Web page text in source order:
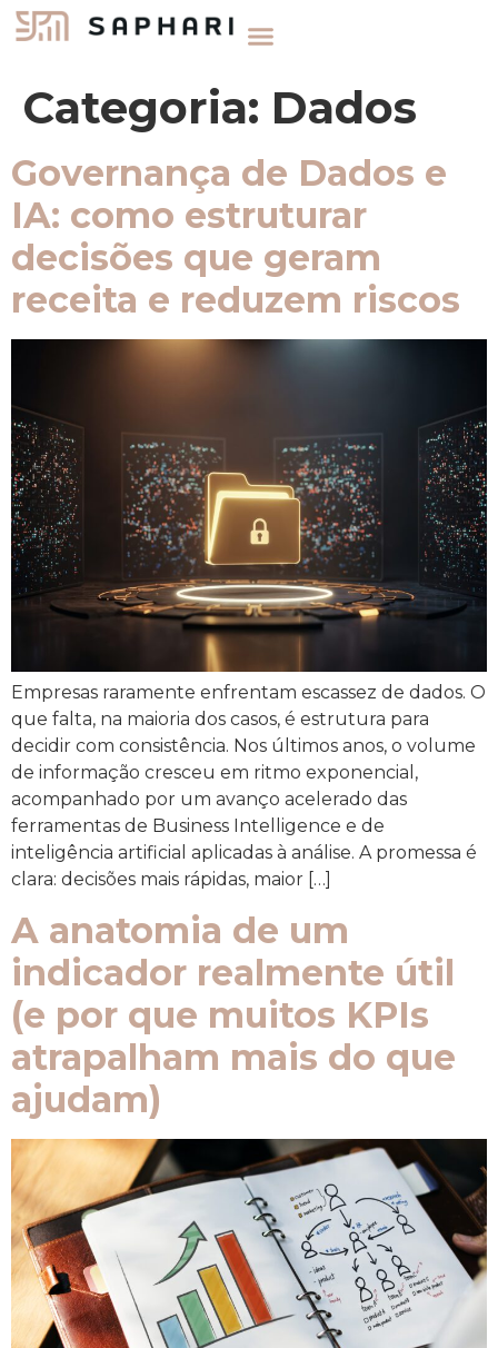
Categoria: Dados
Governança de Dados e
IA: como estruturar
decisões que geram
receita e reduzem riscos
Empresas raramente enfrentam escassez de dados. O
que falta, na maioria dos casos, é estrutura para
decidir com consistência. Nos últimos anos, o volume
de informação cresceu em ritmo exponencial,
acompanhado por um avanço acelerado das
ferramentas de Business Intelligence e de
inteligência artificial aplicadas à análise. A promessa é
clara: decisões mais rápidas, maior […]
A anatomia de um
indicador realmente útil
(e por que muitos KPIs
atrapalham mais do que
ajudam)